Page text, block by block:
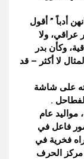
أدباً ” أقول
ولا
وكأن بدر
لا أكثر – قد
على شاشة
.
مواليد عام
منذ عام 1968، له حضور فاعل في
فخرية في
مركز الحرف